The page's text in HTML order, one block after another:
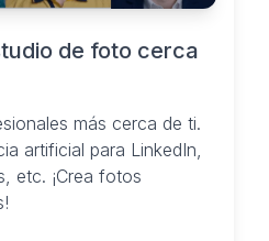
de foto cerca
más cerca de ti.
artificial para LinkedIn,
etc. ¡Crea fotos